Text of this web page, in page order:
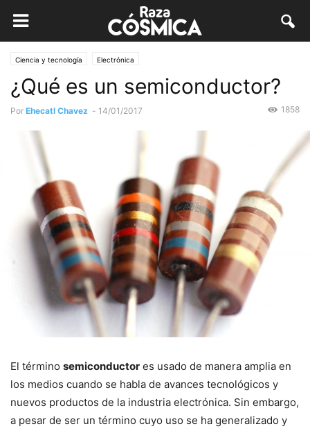
Ciencia y tecnología Electrónica
¿Qué es un semiconductor?
Por Ehecatl Chavez - 14/01/2017 1858
El término semiconductor es usado de manera amplia en
los medios cuando se habla de avances tecnológicos y
nuevos productos de la industria electrónica. Sin embargo,
a pesar de ser un término cuyo uso se ha generalizado y